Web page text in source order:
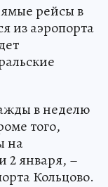
рейсы в
из аэропорта
в неделю
того,
на
2 января, –
Кольцово.